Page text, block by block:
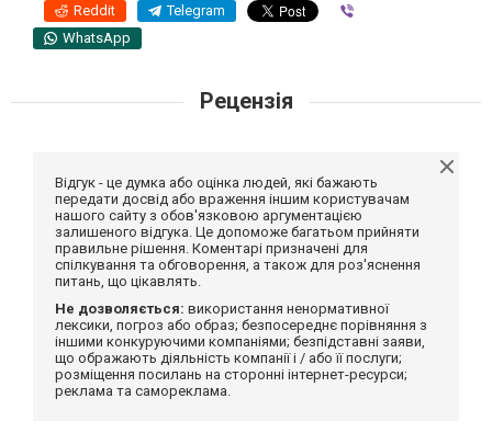
Reddit Telegram
WhatsApp
Рецензія
Відгук - це думка або оцінка людей, які бажають
передати досвід або враження іншим користувачам
нашого сайту з обов'язковою аргументацією
залишеного відгука. Це допоможе багатьом прийняти
правильне рішення. Коментарі призначені для
спілкування та обговорення, а також для роз'яснення
питань, що цікавлять.
Не дозволяється: використання ненормативної
лексики, погроз або образ; безпосереднє порівняння з
іншими конкуруючими компаніями; безпідставні заяви,
що ображають діяльність компанії і / або її послуги;
розміщення посилань на сторонні інтернет-ресурси;
реклама та самореклама.